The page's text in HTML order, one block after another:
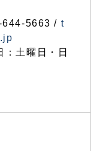
644-5663 / t
土曜日・日